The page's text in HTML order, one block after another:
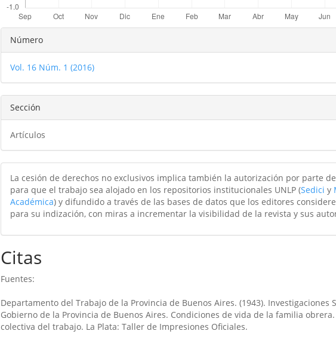
Detalles
del
artículo
Número
Vol. 16 Núm. 1 (2016)
Sección
Artículos
La cesión de derechos no exclusivos implica también la autorización por parte
para que el trabajo sea alojado en los repositorios institucionales UNLP (Sedici y
Académica) y difundido a través de las bases de datos que los editores
para su indización, con miras a incrementar la visibilidad de la revista y sus
Citas
Fuentes:
Departamento del Trabajo de la Provincia de Buenos Aires. (1943). Investigaciones
Gobierno de la Provincia de Buenos Aires. Condiciones de vida de la familia
colectiva del trabajo. La Plata: Taller de Impresiones Oficiales.